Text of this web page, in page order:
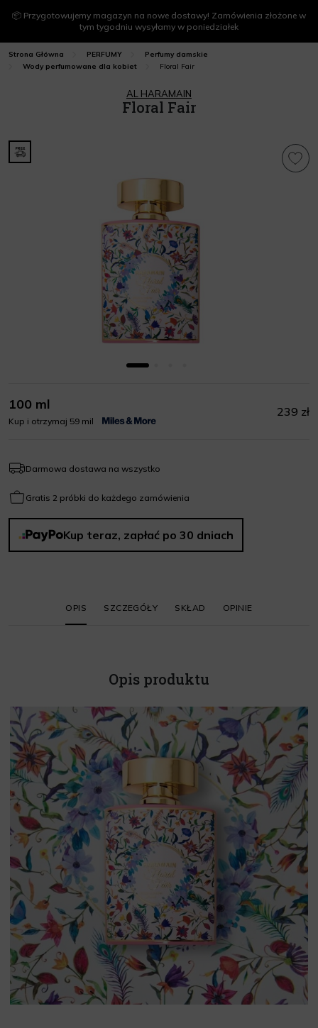
📦 Przygotowujemy magazyn na nowe dostawy! Zamówienia złożone w
tym tygodniu wysyłamy w poniedziałek
Strona Główna PERFUMY
Perfumy damskie
Wody perfumowane dla kobiet
Floral Fair
AL HARAMAIN
Floral Fair
100 ml
Kup i otrzymaj 59 mil
239 zł
Darmowa dostawa na wszystko
Gratis 2 próbki do każdego zamówienia
Kup teraz, zapłać po 30 dniach
OPIS SZCZEGÓŁY SKŁAD OPINIE
Opis produktu